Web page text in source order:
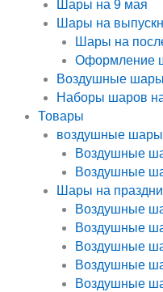
Шары на 9 мая
Шары на
Шары на
Оформление
Воздушные шары
Наборы шаров
Товары
воздушные шары
Воздушные
Воздушные
Шары на
Воздушные
Воздушные
Воздушные
Воздушные
Воздушные